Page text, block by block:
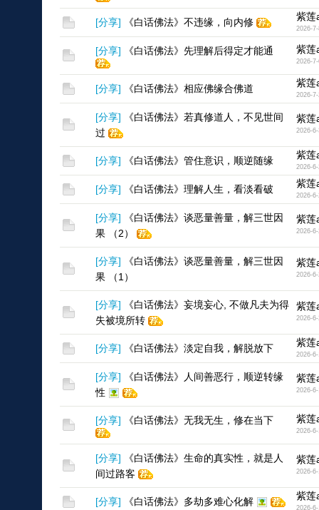
[分享] 《白话佛法》不违缘，向内修 紫莲
2026-7-
[分享] 《白话佛法》先理解后得定才能通 紫莲
2026-7-
[分享] 《白话佛法》相应佛缘合佛道 紫莲
2026-7-
[分享]
《白话佛法》若真修道人，不见世间
过
紫莲
2026-
[分享] 《白话佛法》管住意识，顺逆随缘 紫莲
2026-
[分享] 《白话佛法》理解人生，看淡看破 紫莲
2026-
[分享]
《白话佛法》谈恶量善量，解三世因
果 （2）
紫莲
2026-
[分享]
《白话佛法》谈恶量善量，解三世因
果 （1）
紫莲
2026-
[分享]
《白话佛法》妄境妄心, 不做凡夫为得
失被境所转
紫莲
2026-
[分享] 《白话佛法》淡定自我，解脱放下 紫莲
2026-
[分享]
《白话佛法》人间善恶行，顺逆转缘
性
紫莲
2026-
[分享] 《白话佛法》无我无生，修在当下 紫莲
2026-
[分享]
《白话佛法》生命的真实性，就是人
间过路客
紫莲
2026-
[分享] 《白话佛法》多劫多难心化解 紫莲
2026-